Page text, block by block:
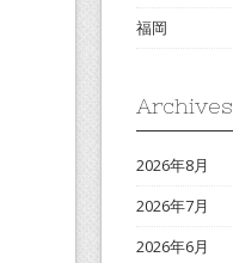
福岡
Archives
2026年8月
2026年7月
2026年6月